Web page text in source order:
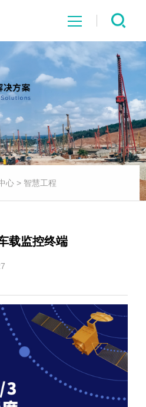
站首页
统中心
决方案
目案例
品中心
业资讯
心 > 智慧工程
载监控终端